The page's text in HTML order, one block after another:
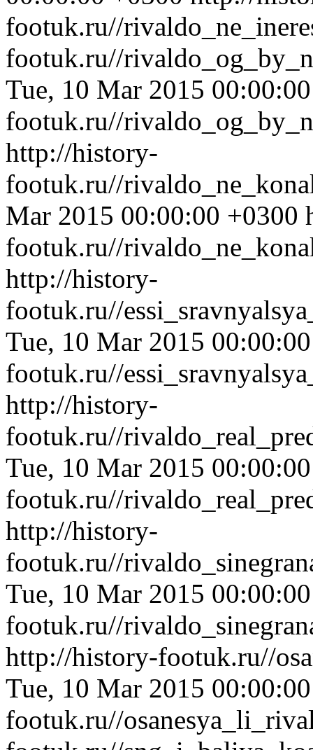
footuk.ru//
footuk.ru//
Tue, 10 Mar 2015
footuk.ru//
http://history-
footuk.ru//
Mar 2015 00:00:00 +0300
footuk.ru//
http://history-
footuk.ru//
Tue, 10 Mar 2015
footuk.ru//
http://history-
footuk.ru//
Tue, 10 Mar 2015
footuk.ru//
http://history-
footuk.ru//
Tue, 10 Mar 2015
footuk.ru//
http://history-footuk.ru//
Tue, 10 Mar 2015
footuk.ru//